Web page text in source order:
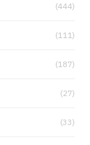
(444)
(111)
(187)
(27)
(33)